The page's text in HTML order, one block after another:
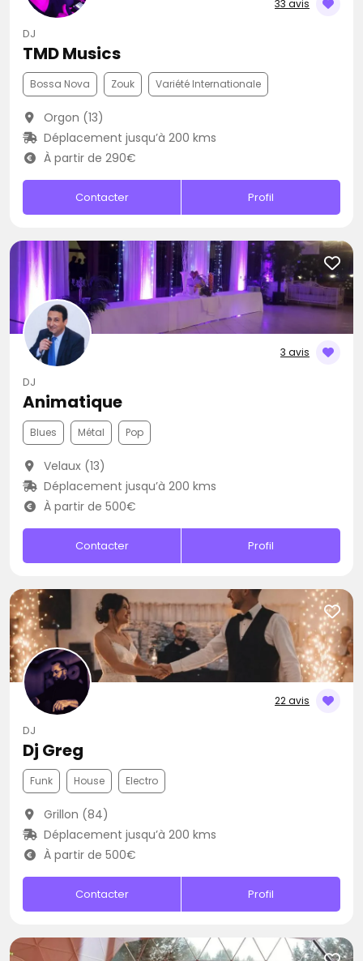
33 avis
DJ
TMD Musics
Bossa Nova Zouk Variété Internationale
Orgon (13)
Déplacement jusqu’à 200 kms
À partir de 290€
Contacter Profil
3 avis
DJ
Animatique
Blues Métal Pop
Velaux (13)
Déplacement jusqu’à 200 kms
À partir de 500€
Contacter Profil
22 avis
DJ
Dj Greg
Funk House Electro
Grillon (84)
Déplacement jusqu’à 200 kms
À partir de 500€
Contacter Profil